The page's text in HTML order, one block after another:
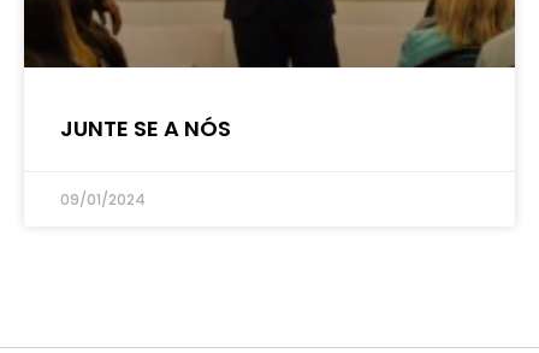
JUNTE SE A NÓS
09/01/2024